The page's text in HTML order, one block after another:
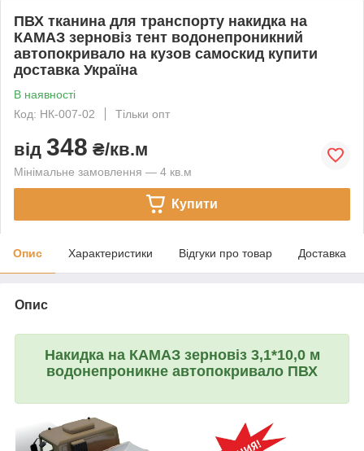
ПВХ тканина для транспорту накидка на
КАМАЗ зерновіз тент водонепроникний
автопокривало на кузов самоскид купити
доставка Україна
В наявності
Код: НК-007-02
Тільки опт
від 348 ₴/кв.м
Мінімальне замовлення — 4 кв.м
Купити
Опис Характеристики Відгуки про товар Доставка
Опис
Накидка на КАМАЗ зерновіз 3,1*10,0 м
водонепроникне автопокривало ПВХ